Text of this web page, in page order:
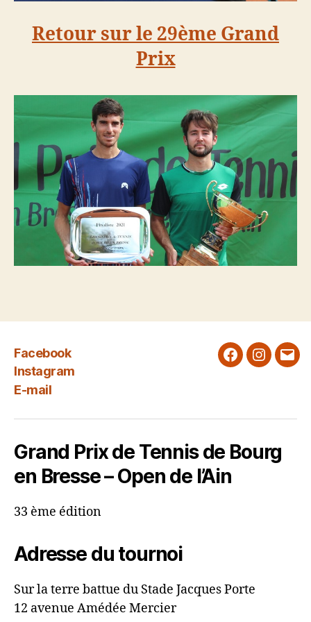
Retour sur le 29ème Grand
Prix
Facebook
Instagram
E-mail
FacebookE-
Grand Prix de Tennis de Bourg
en Bresse – Open de l’Ain
33 ème édition
Adresse du tournoi
Sur la terre battue du Stade Jacques Porte
12 avenue Amédée Mercier